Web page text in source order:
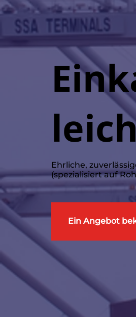
Ehrliche,
(spezialisiert auf
Ein Angebot